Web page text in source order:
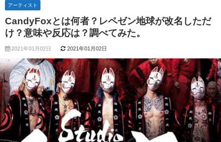
アーティスト
CandyFoxとは何者？レペゼン地球が改名しただ
け？意味や反応は？調べてみた。
2021年01月02日 2021年01月02日